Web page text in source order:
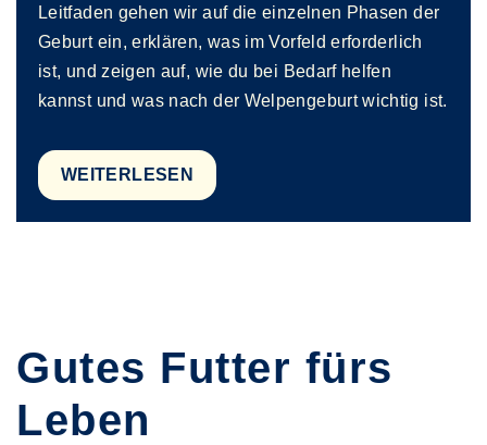
Leitfaden gehen wir auf die einzelnen Phasen der
Geburt ein, erklären, was im Vorfeld erforderlich
ist, und zeigen auf, wie du bei Bedarf helfen
kannst und was nach der Welpengeburt wichtig ist.
WEITERLESEN
Gutes Futter fürs
Leben